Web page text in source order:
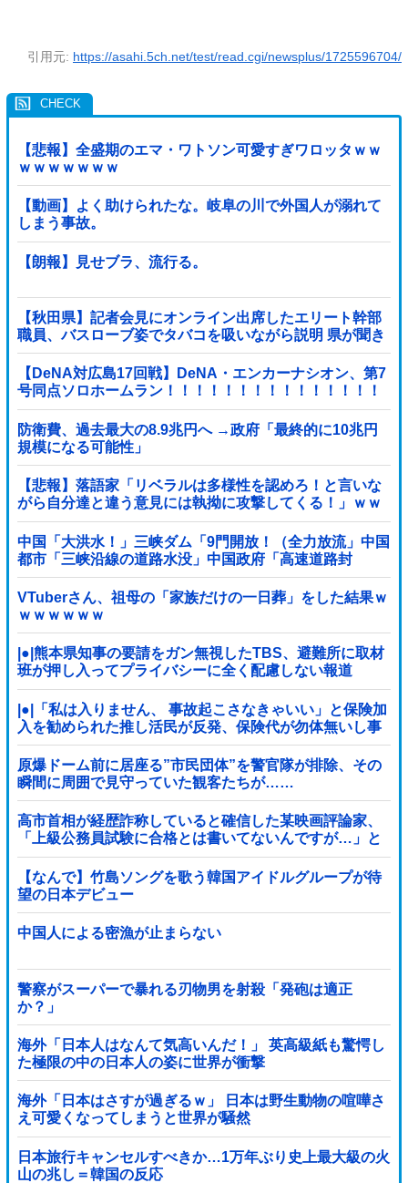
引用元: https://asahi.5ch.net/test/read.cgi/newsplus/1725596704/
【悲報】全盛期のエマ・ワトソン可愛すぎワロッタｗｗ
ｗｗｗｗｗｗｗ
【動画】よく助けられたな。岐阜の川で外国人が溺れて
しまう事故。
【朗報】見せブラ、流行る。
【秋田県】記者会見にオンライン出席したエリート幹部
職員、バスローブ姿でタバコを吸いながら説明 県が聞き
取りへ
【DeNA対広島17回戦】DeNA・エンカーナシオン、第7
号同点ソロホームラン！！！！！！！！！！！！！！！
他
防衛費、過去最大の8.9兆円へ →政府「最終的に10兆円
規模になる可能性」
【悲報】落語家「リベラルは多様性を認めろ！と言いな
がら自分達と違う意見には執拗に攻撃してくる！」ｗｗ
ｗｗｗｗｗｗｗｗｗｗｗｗ
中国「大洪水！」三峡ダム「9門開放！（全力放流」中国
都市「三峡沿線の道路水没」中国政府「高速道路封
鎖！」中国ダム「緊急放流に合わせて開門（土砂崩れ発
生」→
VTuberさん、祖母の「家族だけの一日葬」をした結果ｗ
ｗｗｗｗｗｗ
|●|熊本県知事の要請をガン無視したTBS、避難所に取材
班が押し入ってプライバシーに全く配慮しない報道
を……
|●|「私は入りません、 事故起こさなきゃいい」と保険加
入を勧められた推し活民が反発、保険代が勿体無いし事
故起こしたとして……
原爆ドーム前に居座る”市民団体”を警官隊が排除、その
瞬間に周囲で見守っていた観客たちが……
高市首相が経歴詐称していると確信した某映画評論家、
「上級公務員試験に合格とは書いてないんですが…」と
ツッコミを受けまくり……
【なんで】竹島ソングを歌う韓国アイドルグループが待
望の日本デビュー
中国人による密漁が止まらない
警察がスーパーで暴れる刃物男を射殺「発砲は適正
か？」
海外「日本人はなんて気高いんだ！」 英高級紙も驚愕し
た極限の中の日本人の姿に世界が衝撃
海外「日本はさすが過ぎるｗ」 日本は野生動物の喧嘩さ
え可愛くなってしまうと世界が騒然
日本旅行キャンセルすべきか…1万年ぶり史上最大級の火
山の兆し＝韓国の反応